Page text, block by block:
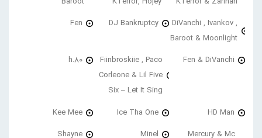
DiVanchi , Ivankov ,
Baroot & Moonlight
DJ Bankruptcy
Fen
Fen & DiVanchi
Fiinbroskiie , Paco
Corleone & Lil Five
Six – Let It Sing
h.80
HD Man
Ice Tha One
Kee Mee
Mercury & Mc
Minel
Shayne